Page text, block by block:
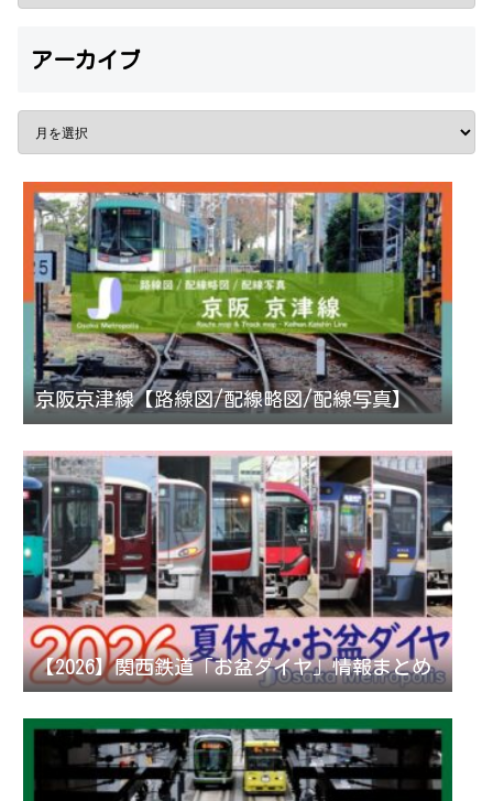
アーカイブ
京阪京津線【路線図/配線略図/配線写真】
【2026】関西鉄道「お盆ダイヤ」情報まとめ